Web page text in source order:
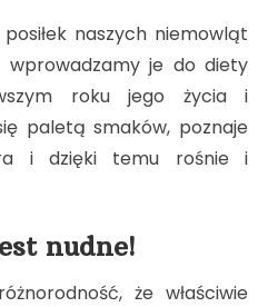
naszych niemowląt
je do diety
roku jego życia i
paletą smaków, poznaje
i dzięki temu rośnie i
nudne!
że właściwie